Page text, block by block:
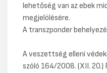
lehetőség van az ebek
megjelölésére.
A transzponder
A veszettség elleni
szóló 164/2008. (XII.